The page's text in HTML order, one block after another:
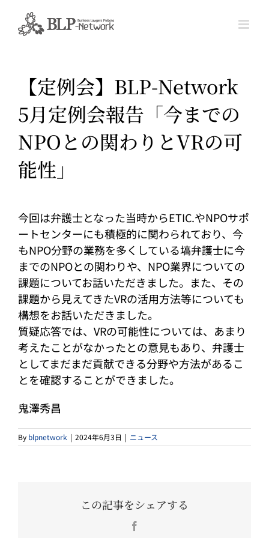
content
【定例会】BLP-Network
5月定例会報告「今までの
NPOとの関わりとVRの可
能性」
今回は弁護士となった当時からETIC.やNPOサポ
ートセンターにも積極的に関わられており、今
もNPO分野の業務を多くしている塙弁護士に今
までのNPOとの関わりや、NPO業界についての
課題についてお話いただきました。また、その
課題から見えてきたVRの活用方法等についても
構想をお話いただきました。
質疑応答では、VRの可能性については、あまり
考えたことがなかったとの意見もあり、弁護士
としてまだまだ貢献できる分野や方法があるこ
とを確認することができました。
鬼澤秀昌
By blpnetwork | 2024年6月3日 | ニュース
この記事をシェアする